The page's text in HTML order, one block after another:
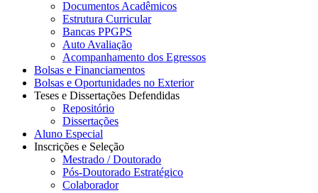
Documentos Acadêmicos
Estrutura Curricular
Bancas PPGPS
Auto Avaliação
Acompanhamento dos Egressos
Bolsas e Financiamentos
Bolsas e Oportunidades no Exterior
Teses e Dissertações Defendidas
Repositório
Dissertações
Aluno Especial
Inscrições e Seleção
Mestrado / Doutorado
Pós-Doutorado Estratégico
Colaborador